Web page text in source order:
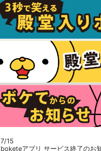
7/15
boketeアプリ サービス終了のお